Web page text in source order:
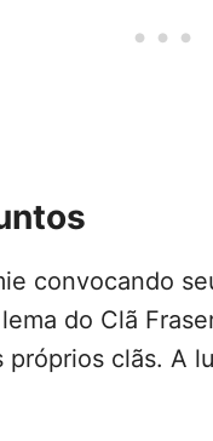
convocando
do Clã
clãs. A